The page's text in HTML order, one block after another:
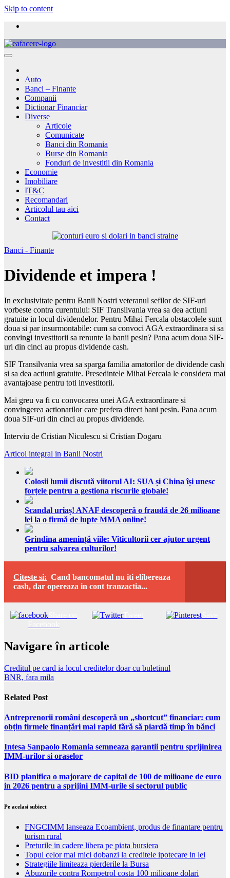
Skip to content
Auto
Banci – Finante
Companii
Dictionar Financiar
Diverse
Articole
Comunicate
Banci din Romania
Burse din Romania
Fonduri de investitii din Romania
Economie
Imobiliare
IT&C
Recomandari
Articolul tau aici
Contact
Banci - Finante
Dividende et impera !
In exclusivitate pentru Banii Nostri veteranul sefilor de SIF-uri
vorbeste contra curentului: SIF Transilvania vrea sa dea actiuni
gratuite in locul dividendelor. Pentru Mihai Fercala obstacolele sunt
doua si par insurmontabile: cum sa convoci AGA extraordinara si sa
convingi investitorii sa renunte la banii pesin? Pana acum doua SIF-
uri din cinci au propus dividende cash.
SIF Transilvania vrea sa sparga familia amatorilor de dividende cash
si sa dea actiuni gratuite. Presedintele Mihai Fercala le considera mai
avantajoase pentru toti investitorii.
Mai greu va fi cu convocarea unei AGA extraordinare si
convingerea actionarilor care prefera direct bani pesin. Pana acum
doua SIF-uri din cinci au propus dividende.
Interviu de Cristian Niculescu si Cristian Dogaru
Articol integral in Banii Nostri
Colosii lumii discută viitorul AI: SUA și China își unesc
forțele pentru a gestiona riscurile globale!
Scandal uriaș! ANAF descoperă o fraudă de 26 milioane
lei la o firmă de lupte MMA online!
Grindina amenință viile: Viticultorii cer ajutor urgent
pentru salvarea culturilor!
Citeste si: Cand bancomatul nu iti elibereaza
cash, dar opereaza in cont tranzactia...
Tweet Save
Navigare în articole
Creditul pe card ia locul creditelor doar cu buletinul
BNR, fara mila
Related Post
Antreprenorii români descoperă un „shortcut” financiar: cum
obțin firmele finanțări mai rapid fără să piardă timp în bănci
Intesa Sanpaolo Romania semneaza garantii pentru sprijinirea
IMM-urilor si oraselor
BID planifica o majorare de capital de 100 de milioane de euro
in 2026 pentru a sprijini IMM-urile si sectorul public
Pe acelasi subiect
FNGCIMM lanseaza Ecoambient, produs de finantare pentru
turism rural
Preturile in cadere libera pe piata bursiera
Topul celor mai mici dobanzi la creditele ipotecare in lei
Strategiile limiteaza pierderile la Bursa
Abuzurile contra Rompetrol costa 100 milioane dolari